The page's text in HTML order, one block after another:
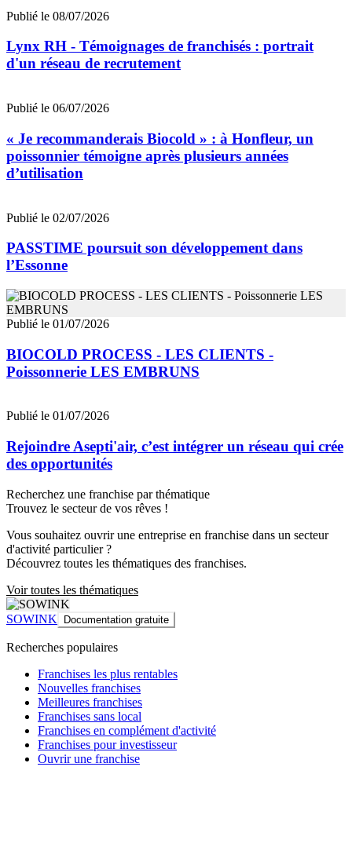
Publié le 08/07/2026
Lynx RH - Témoignages de franchisés : portrait
d'un réseau de recrutement
Publié le 06/07/2026
« Je recommanderais Biocold » : à Honfleur, un
poissonnier témoigne après plusieurs années
d’utilisation
Publié le 02/07/2026
PASSTIME poursuit son développement dans
l’Essonne
Publié le 01/07/2026
BIOCOLD PROCESS - LES CLIENTS -
Poissonnerie LES EMBRUNS
Publié le 01/07/2026
Rejoindre Asepti'air, c’est intégrer un réseau qui crée
des opportunités
Recherchez une franchise par thématique
Trouvez le secteur de vos rêves !
Vous souhaitez ouvrir une entreprise en franchise dans un secteur
d'activité particulier ?
Découvrez toutes les thématiques des franchises.
Voir toutes les thématiques
SOWINK Documentation gratuite
Recherches populaires
Franchises les plus rentables
Nouvelles franchises
Meilleures franchises
Franchises sans local
Franchises en complément d'activité
Franchises pour investisseur
Ouvrir une franchise